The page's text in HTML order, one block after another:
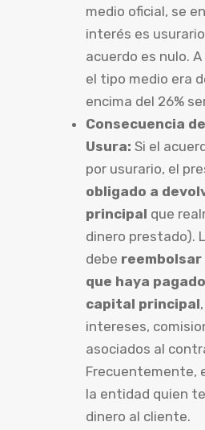
medio oficial, se
interés es
acuerdo es nulo.
el tipo medio era
encima del 26%
Consecuencia
Usura: Si el
por usurario, el
obligado a
principal que
dinero prestado).
debe
que haya
capital principal
intereses,
asociados al
Frecuentemente,
la entidad quien
dinero al cliente.